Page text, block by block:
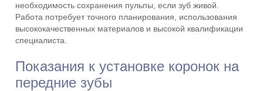
необходимость сохранения пульпы, если зуб живой.
Работа потребует точного планирования, использования
высококачественных материалов и высокой квалификации
специалиста.
Показания к установке коронок на
передние зубы